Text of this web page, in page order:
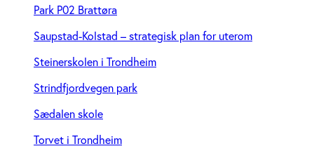
Park P02 Brattøra
Saupstad-Kolstad – strategisk plan for uterom
Steinerskolen i Trondheim
Strindfjordvegen park
Sædalen skole
Torvet i Trondheim